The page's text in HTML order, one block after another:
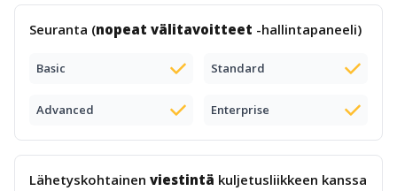
Seuranta (nopeat välitavoitteet -hallintapaneeli)
Basic Standard
Advanced Enterprise
Lähetyskohtainen viestintä kuljetusliikkeen kanssa